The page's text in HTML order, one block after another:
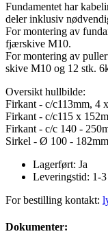
Fundamentet har
deler inklusiv
For montering av
fjærskive M10.
For montering av
skive M10 og 12 stk.
Oversikt hullbilde:
Firkant - c/c113mm, 4
Firkant - c/c115 x
Firkant - c/c 140 -
Sirkel - Ø 100 -
Lagerført: Ja
Leveringstid: 1-
For bestilling kontakt:
Dokumenter: